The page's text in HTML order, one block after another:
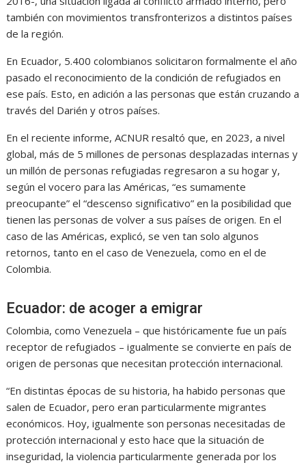
también con movimientos transfronterizos a distintos países
de la región.
En Ecuador, 5.400 colombianos solicitaron formalmente el año
pasado el reconocimiento de la condición de refugiados en
ese país. Esto, en adición a las personas que están cruzando a
través del Darién y otros países.
En el reciente informe, ACNUR resaltó que, en 2023, a nivel
global, más de 5 millones de personas desplazadas internas y
un millón de personas refugiadas regresaron a su hogar y,
según el vocero para las Américas, “es sumamente
preocupante” el “descenso significativo” en la posibilidad que
tienen las personas de volver a sus países de origen. En el
caso de las Américas, explicó, se ven tan solo algunos
retornos, tanto en el caso de Venezuela, como en el de
Colombia.
Ecuador: de acoger a emigrar
Colombia, como Venezuela – que históricamente fue un país
receptor de refugiados – igualmente se convierte en país de
origen de personas que necesitan protección internacional.
“En distintas épocas de su historia, ha habido personas que
salen de Ecuador, pero eran particularmente migrantes
económicos. Hoy, igualmente son personas necesitadas de
protección internacional y esto hace que la situación de
inseguridad, la violencia particularmente generada por los